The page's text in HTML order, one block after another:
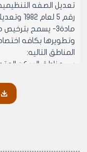
تعديل الصفه
رقم 5 لعام 1982 وتعديلاته
مادة٣- يسمح
وتطويرها بكافه
المناطق التاليه:
ب- مناطق السكن
الدكاكين في الطوابق
الطوابق الارضيه